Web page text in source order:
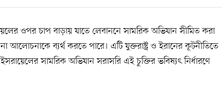
ওপর চাপ বাড়ায় যাতে লেবাননে সামরিক অভিযান সীমিত করা
আলোচনাকে ব্যর্থ করতে পারে। এটি যুক্তরাষ্ট্র ও ইরানের কূটনীতিতে
সামরিক অভিযান সরাসরি এই চুক্তির ভবিষ্যৎ নির্ধারণে